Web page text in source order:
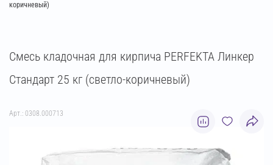
коричневый)
Смесь кладочная для кирпича PERFEKTA Линкер
Стандарт 25 кг (светло-коричневый)
Арт.: 0308.000713